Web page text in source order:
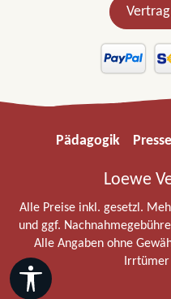
Pädagogik Presse
Loewe
Alle Preise inkl. gesetzl.
und ggf.
Alle Angaben ohne
Werkzeugleiste